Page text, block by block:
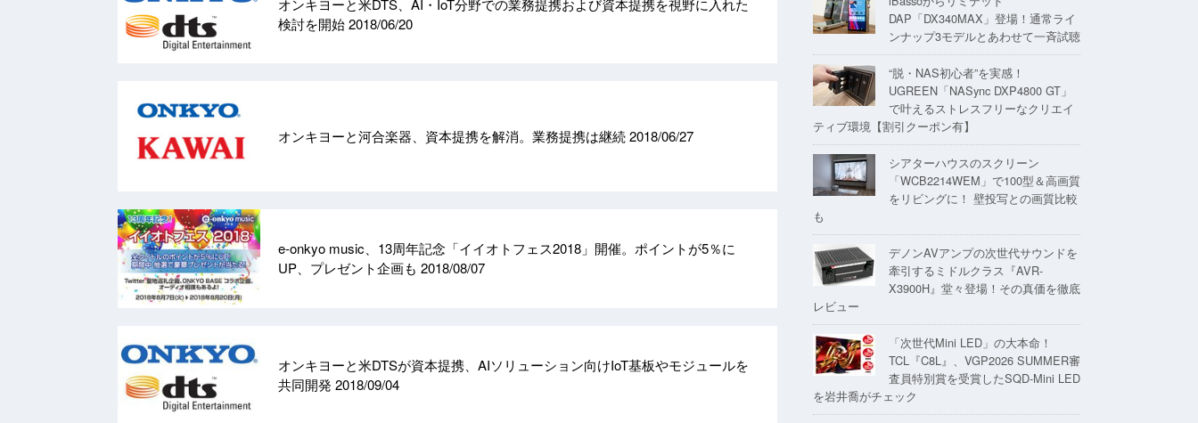
検討を開始2018/06/20
オンキヨーと河合楽器、資本提携を解消。業務提携は継続2018/06/27
e-onkyo music、13周年記念「イイオトフェス2018」開催。ポイントが5％に
UP、プレゼント企画も 2018/08/07
オンキヨーと米DTSが資本提携、AIソリューション向けIoT基板やモジュールを
共同開発 2018/09/04
DAP「DX340MAX」登場！通常ライ
ンナップ3モデルとあわせて一斉試聴
“脱・NAS初心者”を実感！
UGREEN「NASync DXP4800 GT」
で叶えるストレスフリーなクリエイ
ティブ環境【割引クーポン有】
シアターハウスのスクリーン
「WCB2214WEM」で100型＆高画質
をリビングに！ 壁投写との画質比較
も
デノンAVアンプの次世代サウンドを
牽引するミドルクラス『AVR-
X3900H』堂々登場！その真価を徹底
レビュー
「次世代Mini LED」の大本命！
TCL『C8L』、VGP2026 SUMMER審
査員特別賞を受賞したSQD-Mini LED
を岩井喬がチェック